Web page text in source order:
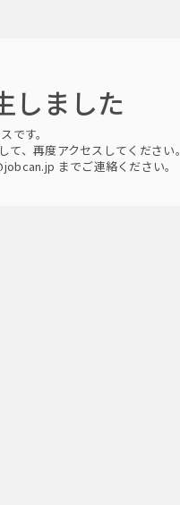
しました
です。
、再度アクセスしてください。
までご連絡ください。